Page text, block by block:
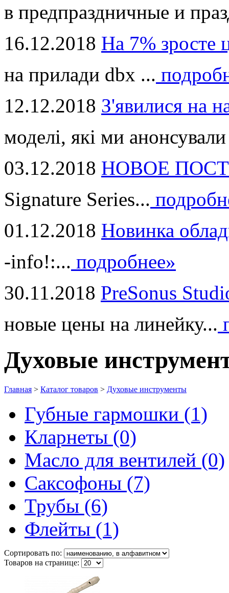
в предпраздничные и
16.12.2018 На 7% зросте
на прилади dbx ...
12.12.2018 З'явилися на
моделі, які ми
03.12.2018 НОВОЕ
Signature Series...
01.12.2018 Новинка
-info!:... подробнее»
30.11.2018 PreSonus
новые цены на линейку...
Духовые
Главная > Каталог товаров > Духовые инструменты
Губные гармошки (1)
Кларнеты (0)
Масло для вентилей (0)
Саксофоны (7)
Трубы (6)
Флейты (1)
Сортировать по:
Товаров на странице: